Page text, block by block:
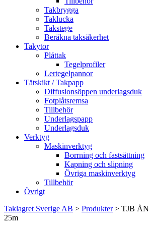
Takbrygga
Taklucka
Takstege
Beräkna taksäkerhet
Takytor
Plåttak
Tegelprofiler
Lertegelpannor
Tätskikt / Takpapp
Diffusionsöppen underlagsduk
Fotplåtsremsa
Tillbehör
Underlagspapp
Underlagsduk
Verktyg
Maskinverktyg
Borrning och fastsättning
Kapning och slipning
Övriga maskinverktyg
Tillbehör
Övrigt
Taklagret Sverige AB > Produkter> TJB
25m